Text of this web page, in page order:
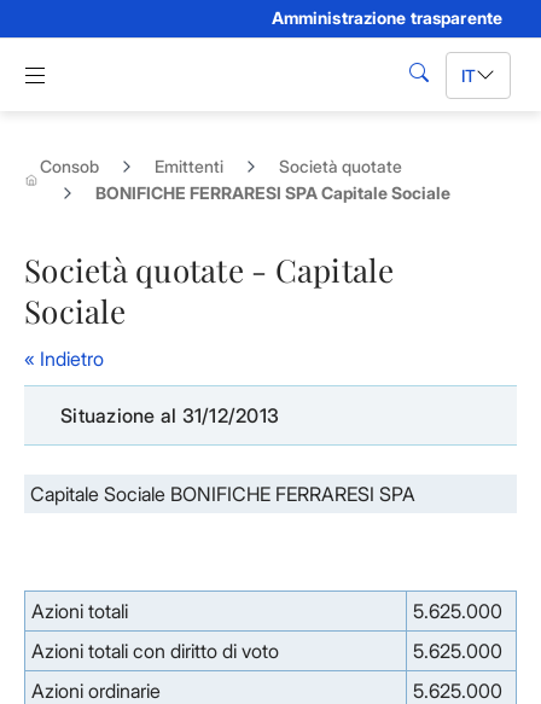
Amministrazione trasparente
Apri menu di navigazione
cerca IT
Consob Emittenti
Società quotate
BONIFICHE FERRARESI SPA Capitale Sociale
Società quotate - Capitale
Sociale
« Indietro
Situazione al 31/12/2013
Capitale Sociale BONIFICHE FERRARESI SPA
Azioni totali
5.625.000
Azioni totali con diritto di voto
5.625.000
Azioni ordinarie
5.625.000